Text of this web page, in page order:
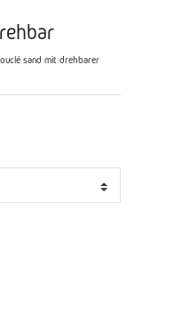
sand mit drehbarer